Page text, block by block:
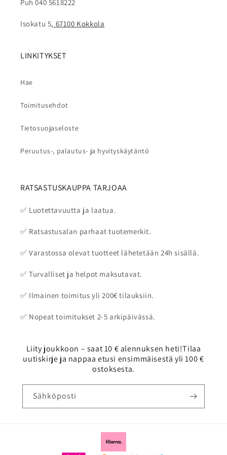
Puh 040 5618222
Isokatu 5, 67100 Kokkola
LINKITYKSET
Hae
Toimitusehdot
Tietosuojaseloste
Peruutus-, palautus- ja hyvityskäytäntö
RATSASTUSKAUPPA TARJOAA
✅ Luotettavuutta ja laatua.
✅ Ratsastusalan parhaat tuotemerkit.
✅ Varastossa olevat tuotteet lähetetään 24h sisällä.
✅ Turvalliset ja helpot maksutavat.
✅ Ilmainen toimitus yli 200€ tilauksiin.
✅ Nopeat toimitukset 2-5 arkipäivässä.
Liity joukkoon – saat 10 € alennuksen heti!Tilaa
uutiskirje ja nappaa etusi ensimmäisestä yli 100 €
ostoksesta.
Sähköposti